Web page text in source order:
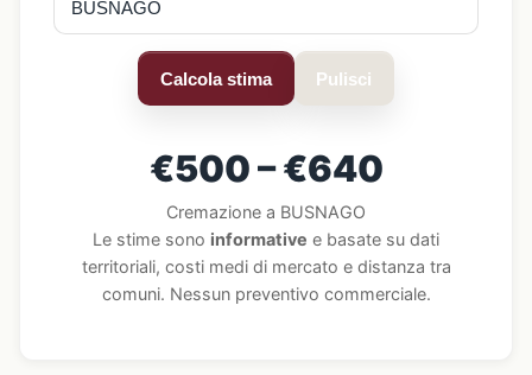
Calcola stima Pulisci
€500 – €640
Cremazione a BUSNAGO
Le stime sono informative e basate su dati
territoriali, costi medi di mercato e distanza tra
comuni. Nessun preventivo commerciale.